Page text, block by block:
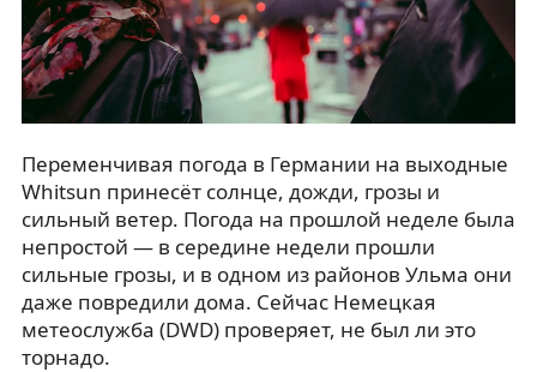
Переменчивая погода в Германии на выходные
Whitsun принесёт солнце, дожди, грозы и
сильный ветер. Погода на прошлой неделе была
непростой — в середине недели прошли
сильные грозы, и в одном из районов Ульма они
даже повредили дома. Сейчас Немецкая
метеослужба (DWD) проверяет, не был ли это
торнадо.